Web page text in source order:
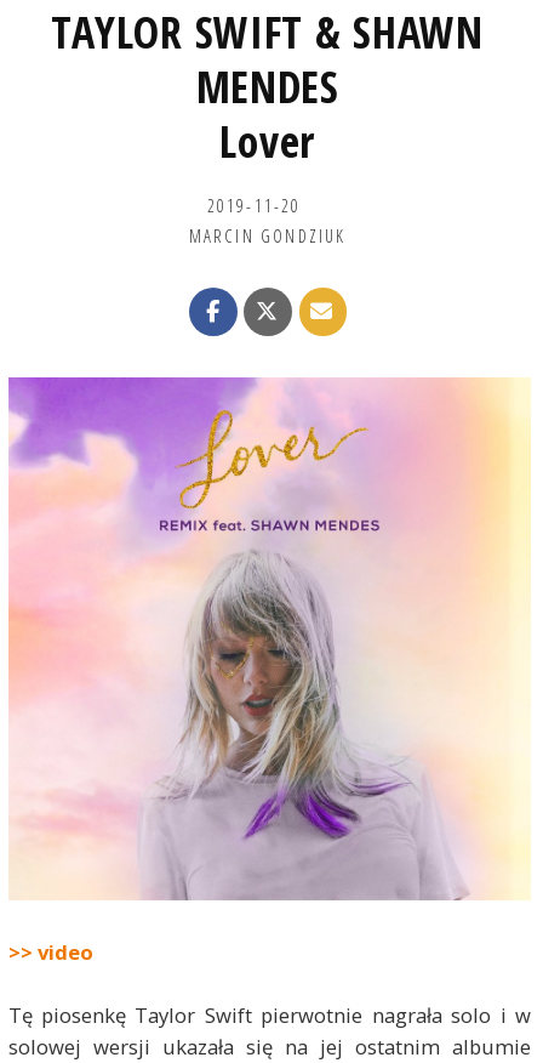
TAYLOR SWIFT & SHAWN
MENDES
Lover
2019-11-20
MARCIN GONDZIUK
>> video
Tę piosenkę Taylor Swift pierwotnie nagrała solo i w
solowej wersji ukazała się na jej ostatnim albumie